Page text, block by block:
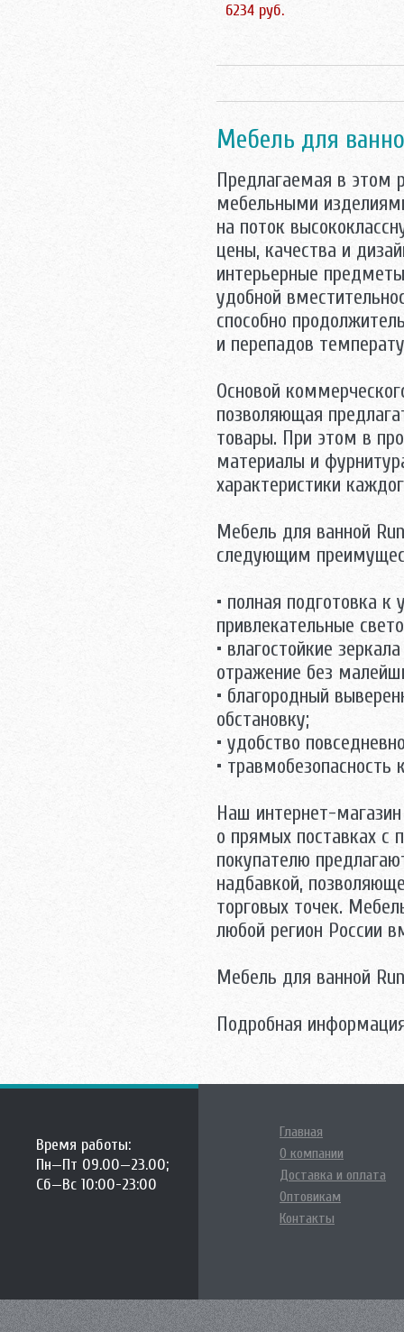
6234 руб.
Mебель для
Предлагаемая в этом
мебельными
на поток
цены, качества и
интерьерные
удобной
способно
и перепадов
Основой
позволяющая
товары. При этом в
материалы и
характеристики
Mебель для ванной
следующим
• полная подготовка к
привлекательные
• влагостойкие
отражение без
• благородный
обстановку;
• удобство
• травмобезопасность
Наш интернет-
о прямых поставках с
покупателю
надбавкой,
торговых точек.
любой регион России
Mебель для ванной
Подробная
Время работы:
Пн—Пт 09.00—23.00;
Сб—Вс 10:00-23:00
Главная
О компании
Доставка и оплата
Оптовикам
Контакты